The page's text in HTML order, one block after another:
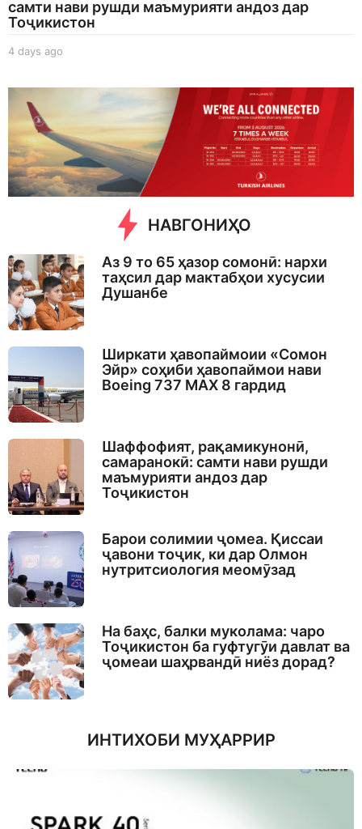
самти нави рушди маъмурияти андоз дар
Тоҷикистон
4 days ago
g
o
НАВГОНИҲО
Аз 9 то 65 ҳазор сомонӣ: нархи
таҳсил дар мактабҳои хусусии
Душанбе
Ширкати ҳавопаймоии «Сомон
Эйр» соҳиби ҳавопаймои нави
Boeing 737 MAX 8 гардид
Шаффофият, рақамикунонӣ,
самаранокӣ: самти нави рушди
маъмурияти андоз дар
Тоҷикистон
Барои солимии ҷомеа. Қиссаи
ҷавони тоҷик, ки дар Олмон
нутритсиология меомӯзад
На баҳс, балки муколама: чаро
Тоҷикистон ба гуфтугӯи давлат ва
ҷомеаи шаҳрвандӣ ниёз дорад?
ИНТИХОБИ МУҲАРРИР